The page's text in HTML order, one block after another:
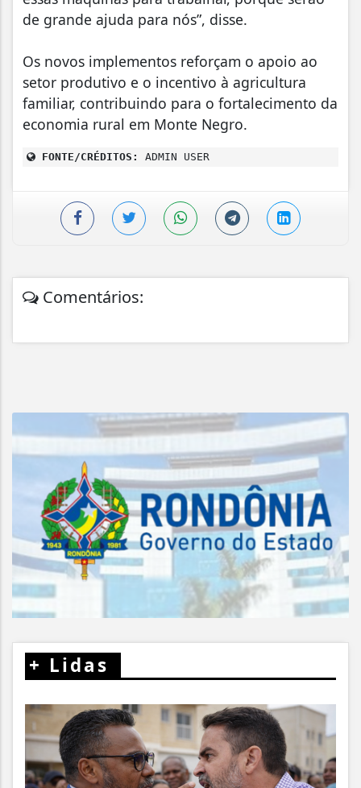
de grande ajuda para nós”, disse.
Os novos implementos reforçam o apoio ao
setor produtivo e o incentivo à agricultura
familiar, contribuindo para o fortalecimento da
economia rural em Monte Negro.
FONTE/CRÉDITOS: ADMIN USER
Comentários:
+ Lidas